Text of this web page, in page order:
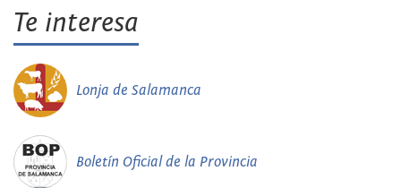
Te interesa
Lonja de Salamanca
Boletín Oficial de la Provincia